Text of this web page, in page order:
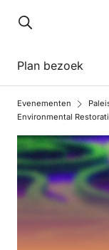
Plan bezoek
Evenementen
Environmental